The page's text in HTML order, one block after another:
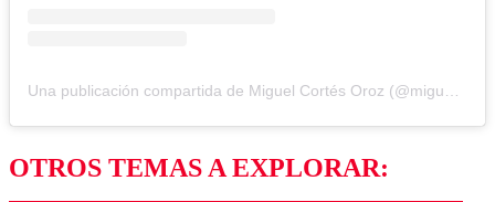
OTROS TEMAS A EXPLORAR: